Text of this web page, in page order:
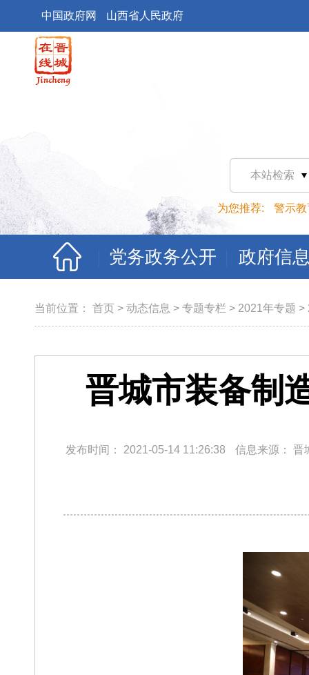
中国政府网 山西省人民政府
本站检索
为您推荐: 警示教
党务政务公开 政府信
当前位置： 首页 > 动态信息 > 专题专栏 > 2021年专题 >
晋城市装备制
发布时间： 2021-05-14 11:26:38 信息来源： 晋